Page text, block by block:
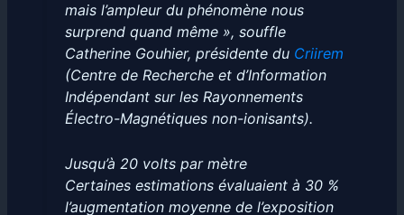
mais l’ampleur du phénomène nous
surprend quand même », souffle
Catherine Gouhier, présidente du Criirem
(Centre de Recherche et d’Information
Indépendant sur les Rayonnements
Électro-Magnétiques non-ionisants).
Jusqu’à 20 volts par mètre
Certaines estimations évaluaient à 30 %
l’augmentation moyenne de l’exposition